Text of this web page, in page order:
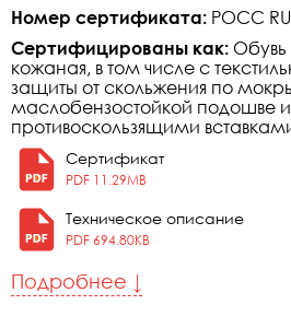
Номер сертификата: РОСС
Сертифицированы как: Обувь
кожаная, в том числе с
защиты от скольжения по
маслобензостойкой подошве
противоскользящими
Сертификат
PDF 11.29MB
Техническое описание
PDF 694.80KB
Подробнее ↓